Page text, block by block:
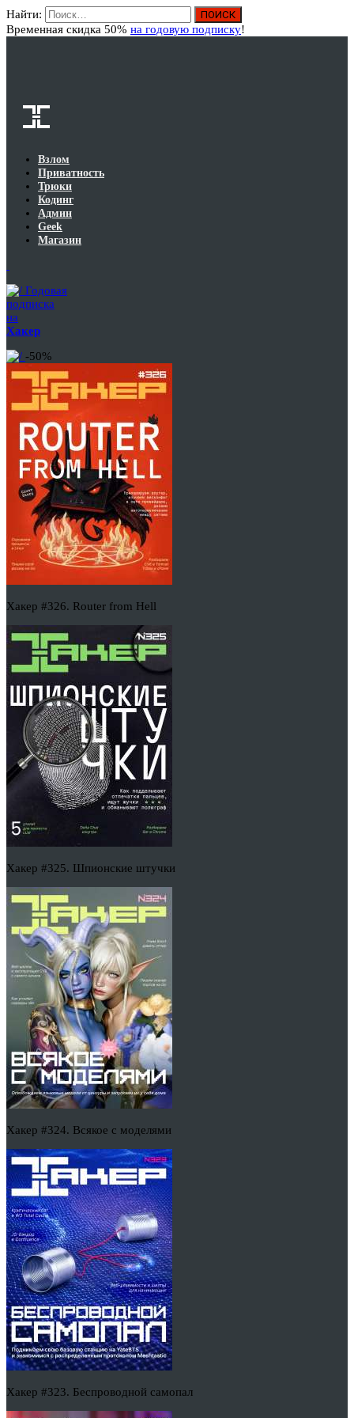
Найти:
Временная скидка 50% на годовую подписку!
Взлом
Приватность
Трюки
Кодинг
Админ
Geek
Магазин
Годовая
подписка
на
Хакер
-50%
Хакер #326. Router from Hell
Хакер #325. Шпионские штучки
Хакер #324. Всякое с моделями
Хакер #323. Беспроводной самопал